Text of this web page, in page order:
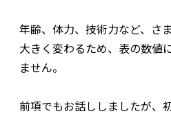
年齢、体力、技術力など、さ
大きく変わるため、表の数値
ません。
前項でもお話ししましたが、